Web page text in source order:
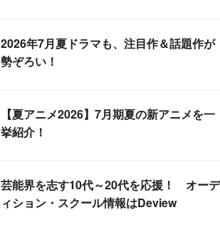
2026年7月夏ドラマも、注目作＆話題作が
勢ぞろい！
【夏アニメ2026】7月期夏の新アニメを一
挙紹介！
芸能界を志す10代～20代を応援！ オーデ
ィション・スクール情報はDeview